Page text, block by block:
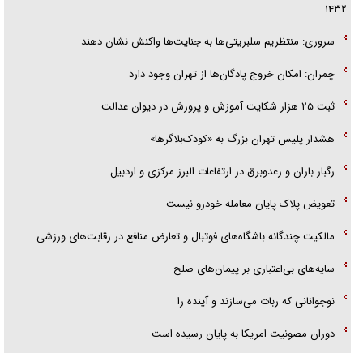
۱۴۳۲
سروری: منتظریم سلبریتی‌ها به جنایت‌ها واکنش نشان دهند
چمران: امکان خروج پادگان‌ها از تهران وجود دارد
ثبت ۲۵ هزار شکایت آموزش و پرورش در دیوان عدالت
هشدار پلیس تهران بزرگ به «کودک‌بلاگرها»
رگبار باران و رعدوبرق در ارتفاعات البرز مرکزی و اردبیل
تعویض پلاک پایان معامله خودرو نیست
مالکیت چندگانه باشگاه‌های فوتبال و تعارض منافع در رقابت‌های ورزشی
سایه‌های بی‌اعتباری بر پیمان‌های صلح
نوجوانانی که ربات می‌سازند و آینده را
دوران مصونیت امریکا به پایان رسیده است